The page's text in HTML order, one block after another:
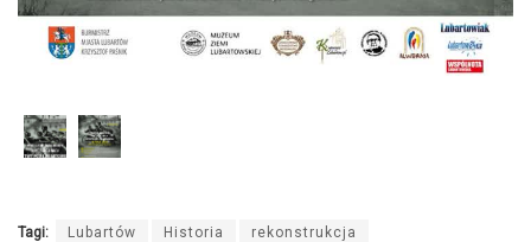
Tagi: Lubartów Historia rekonstrukcja